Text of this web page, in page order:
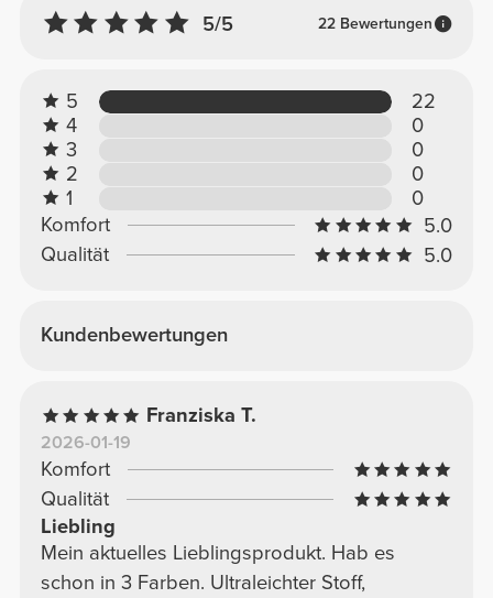
5/5 22 Bewertungen
5
22
4
0
3
0
2
0
1
0
Komfort
5.0
Qualität
5.0
Kundenbewertungen
Franziska T.
2026-01-19
Komfort
Qualität
Liebling
Mein aktuelles Lieblingsprodukt. Hab es
schon in 3 Farben. Ultraleichter Stoff,